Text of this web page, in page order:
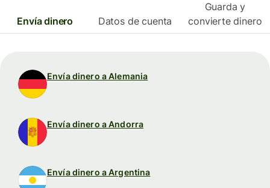
Envía dinero Datos de cuenta
Guarda y
convierte dinero
Envía dinero a Alemania
Envía dinero a Andorra
Envía dinero a Argentina